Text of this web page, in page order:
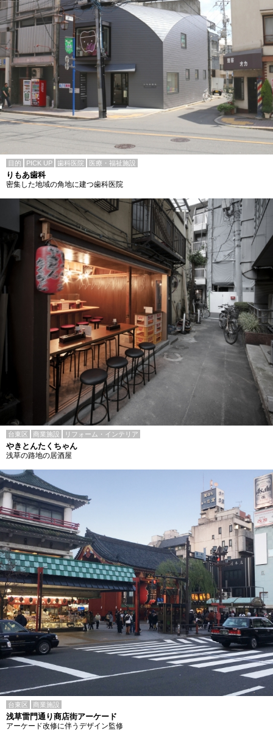
目的 PICK UP 歯科医院 医療・福祉施設
りもあ歯科
密集した地域の角地に建つ歯科医院
台東区 商業施設 リフォーム・インテリア
やきとんたくちゃん
浅草の路地の居酒屋
台東区 商業施設
浅草雷門通り商店街アーケード
アーケード改修に伴うデザイン監修